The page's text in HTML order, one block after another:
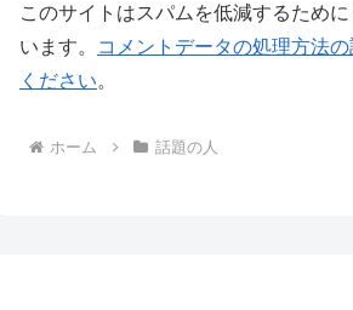
このサイトはスパムを低減するため
います。
コメントデータの処理方法
ください。
ホーム 話題の人